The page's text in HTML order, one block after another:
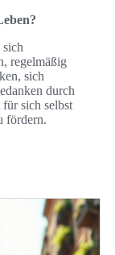
regelmäßig
sich
durch
sich selbst
fördern.